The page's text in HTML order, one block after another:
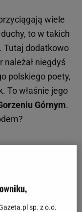
wiele
to w takich
Tutaj dodatkowo
należał niegdyś
polskiego poety,
To właśnie jego
Górnym.
sp. z o.o.